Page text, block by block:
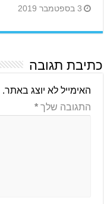
3 בספטמבר 2019
כתיבת תגובה
האימייל לא יוצג באתר.
התגובה שלך*